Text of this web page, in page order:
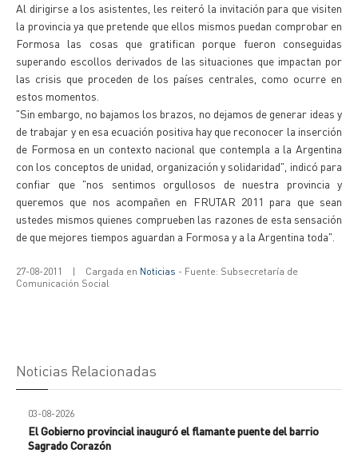
Al dirigirse a los asistentes, les reiteró la invitación para que visiten
la provincia ya que pretende que ellos mismos puedan comprobar en
Formosa las cosas que gratifican porque fueron conseguidas
superando escollos derivados de las situaciones que impactan por
las crisis que proceden de los países centrales, como ocurre en
estos momentos.
"Sin embargo, no bajamos los brazos, no dejamos de generar ideas y
de trabajar y en esa ecuación positiva hay que reconocer la inserción
de Formosa en un contexto nacional que contempla a la Argentina
con los conceptos de unidad, organización y solidaridad", indicó para
confiar que "nos sentimos orgullosos de nuestra provincia y
queremos que nos acompañen en FRUTAR 2011 para que sean
ustedes mismos quienes comprueben las razones de esta sensación
de que mejores tiempos aguardan a Formosa y a la Argentina toda".
27-08-2011 | Cargada en Noticias - Fuente: Subsecretaría de
Comunicación Social
Noticias Relacionadas
03-08-2026
El Gobierno provincial inauguró el flamante puente del barrio
Sagrado Corazón